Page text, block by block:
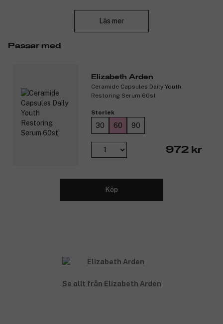
3070030
Läs mer
Passar med
Elizabeth Arden
Ceramide Capsules Daily Youth
Restoring Serum 60st
Storlek
30 60 90
972 kr
Köp
Se allt från Elizabeth Arden